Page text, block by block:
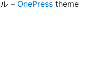
– OnePress theme